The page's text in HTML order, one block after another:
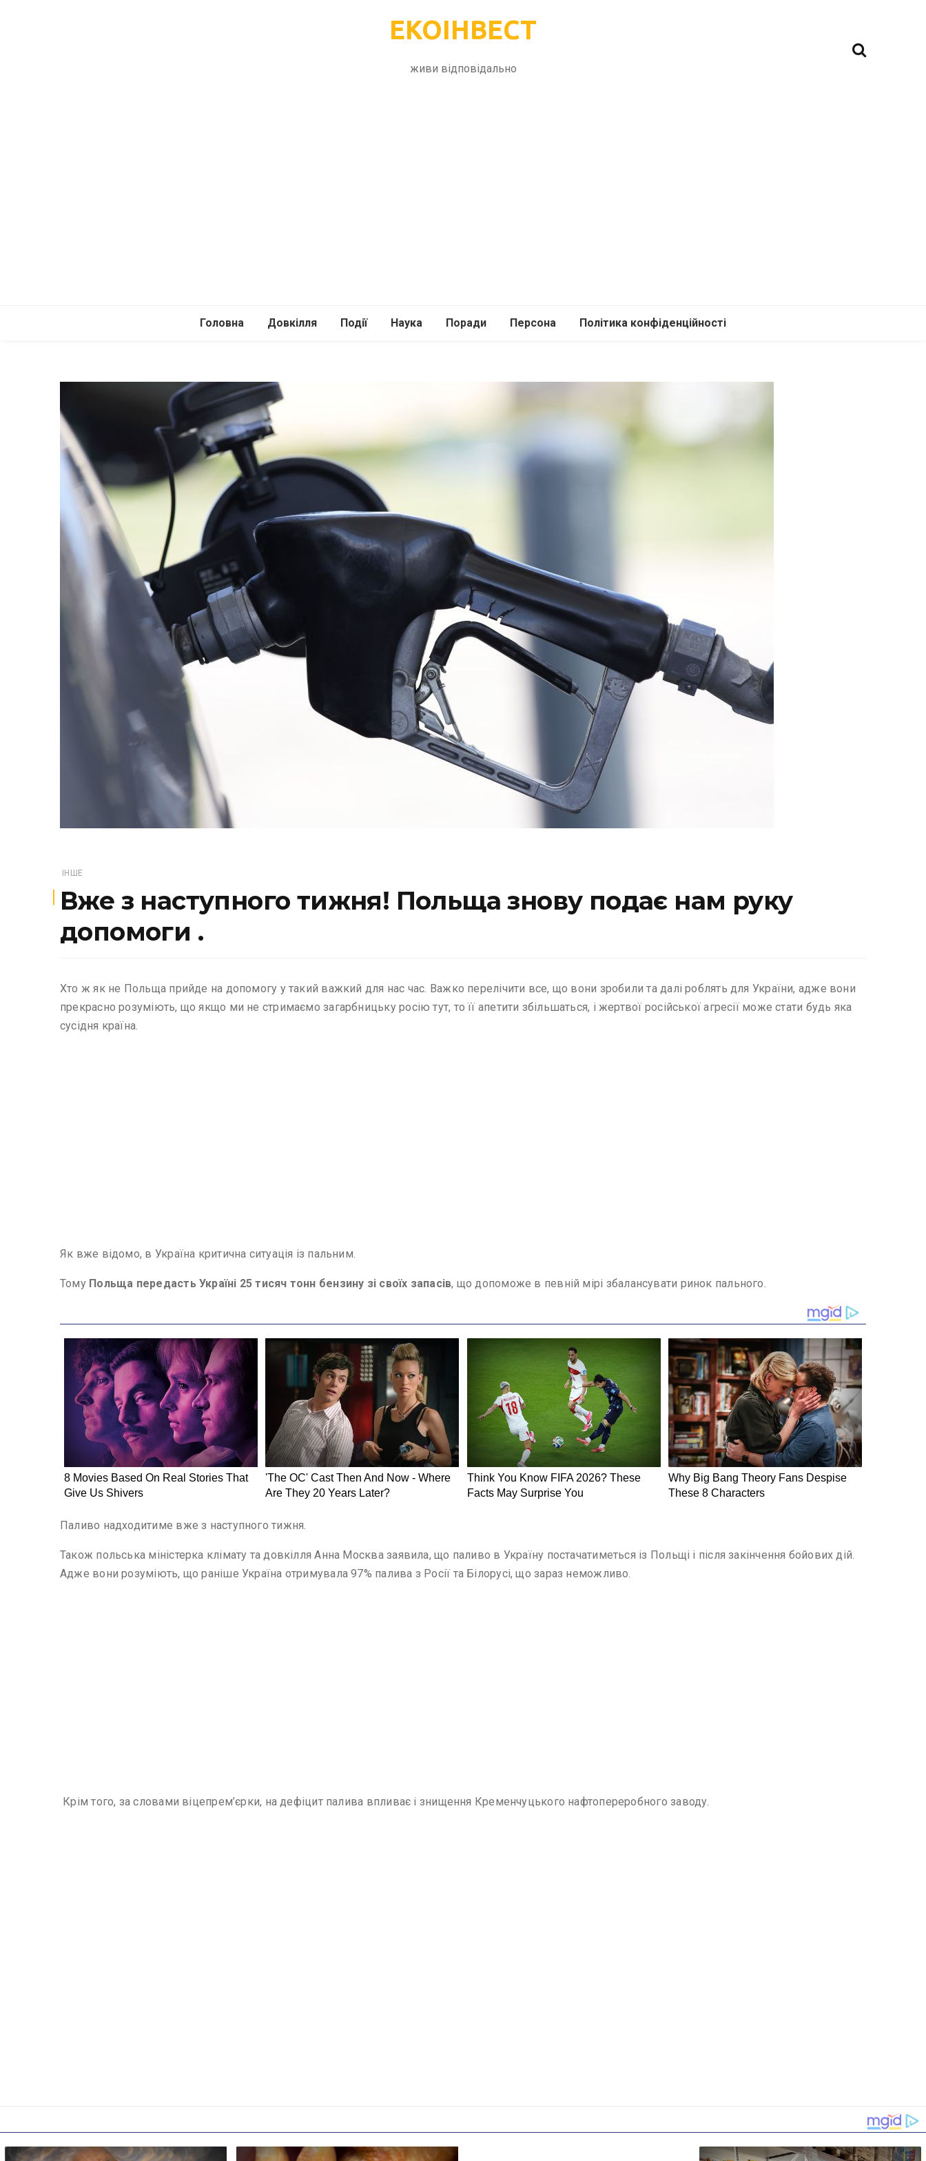
ЕКОІНВЕСТ
живи відповідально
Головна Довкілля
Подорожі
Події Наука Поради
Здоров’я
Персона Політика конфіденційності
ІНШЕ
Вже з наступного тижня! Польща знову подає нам руку
допомоги .
Хто ж як не Польща прийде на допомогу у такий важкий для нас час. Важко перелічити все, що вони зробили та далі роблять для України, адже вони
прекрасно розуміють, що якщо ми не стримаємо загарбницьку росію тут, то її апетити збільшаться, і жертвої російської агресії може стати будь яка
сусідня країна.
Як вже відомо, в Україна критична ситуація із пальним.
Тому Польща передасть Україні 25 тисяч тонн бензину зі своїх запасів, що допоможе в певній мірі збалансувати ринок пального.
Паливо надходитиме вже з наступного тижня.
Також польська міністерка клімату та довкілля Анна Москва заявила, що паливо в Україну постачатиметься із Польщі і після закінчення бойових дій.
Адже вони розуміють, що раніше Україна отримувала 97% палива з Росії та Білорусі, що зараз неможливо.
Крім того, за словами віцепрем’єрки, на дефіцит палива впливає і знищення Кременчуцького нафтопереробного заводу.